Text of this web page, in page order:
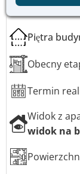
Piętra
Obecny
Termin
Widok z
widok na
e
s
u
e
-
m
a
i
l
e
l
f
o